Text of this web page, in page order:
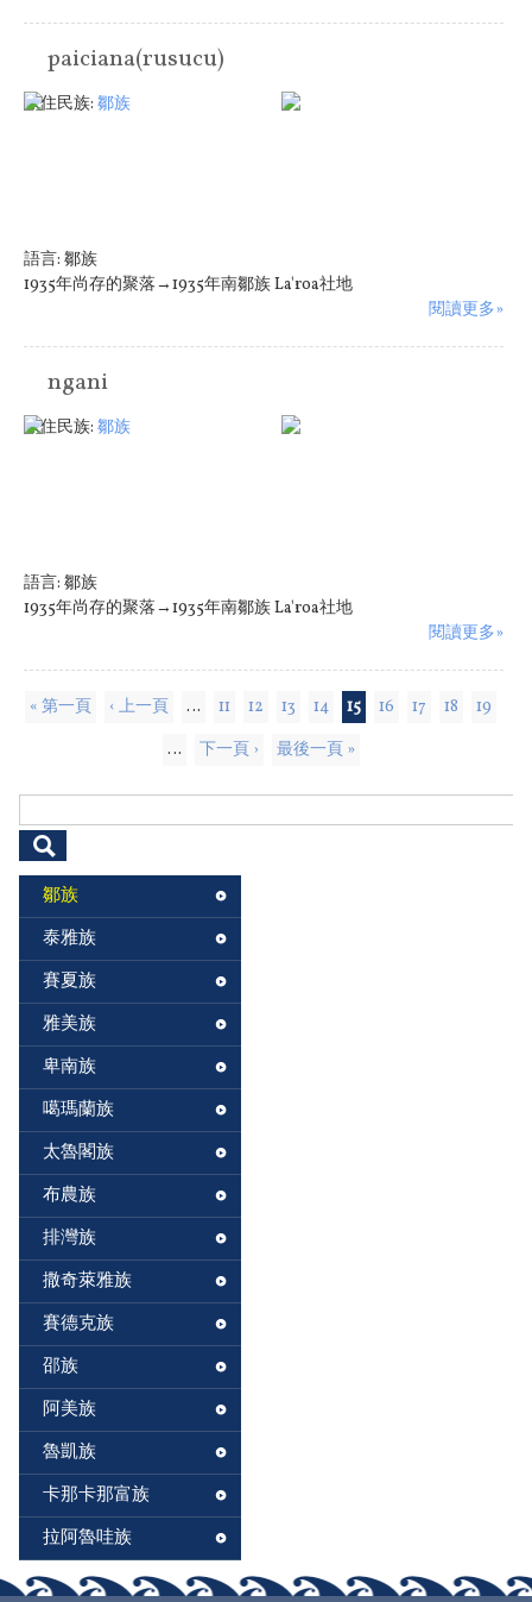
paiciana(rusucu)
原住民族: 鄒族
語言: 鄒族
1935年尚存的聚落→1935年南鄒族 La'roa社地
閱讀更多»
ngani
原住民族: 鄒族
語言: 鄒族
1935年尚存的聚落→1935年南鄒族 La'roa社地
閱讀更多»
頁面
« 第一頁 ‹ 上一頁 … 11 12 13 14 15 16 17 18
19
…
下一頁 › 最後一頁 »
鄒族
泰雅族
賽夏族
雅美族
卑南族
噶瑪蘭族
太魯閣族
布農族
排灣族
撒奇萊雅族
賽德克族
邵族
阿美族
魯凱族
卡那卡那富族
拉阿魯哇族